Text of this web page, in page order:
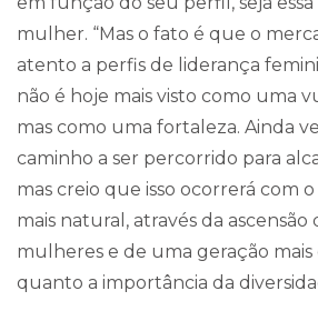
mulher. “Mas o fato é que o
atento a perfis de liderança
não é hoje mais visto como uma
mas como uma fortaleza. Ainda
caminho a ser percorrido para
mas creio que isso ocorrerá com
mais natural, através da ascensão
mulheres e de uma geração mais
quanto a importância da